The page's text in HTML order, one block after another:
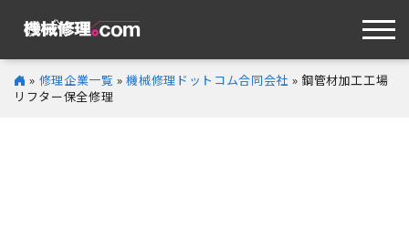
» 修理企業一覧 »機械修理ドットコム合同会社 » 鋼管材加工工場
リフター保全修理